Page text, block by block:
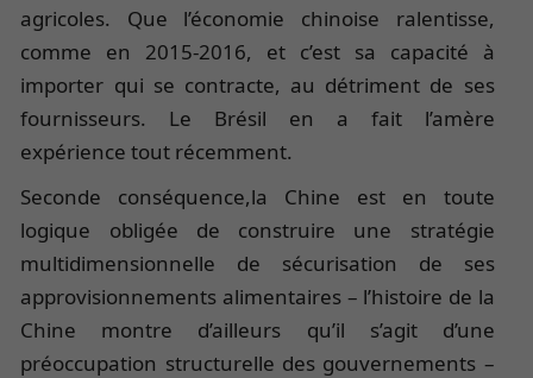
agricoles. Que l’économie chinoise ralentisse,
comme en 2015-2016, et c’est sa capacité à
importer qui se contracte, au détriment de ses
fournisseurs. Le Brésil en a fait l’amère
expérience tout récemment.
Seconde conséquence,la Chine est en toute
logique obligée de construire une stratégie
multidimensionnelle de sécurisation de ses
approvisionnements alimentaires – l’histoire de la
Chine montre d’ailleurs qu’il s’agit d’une
préoccupation structurelle des gouvernements –